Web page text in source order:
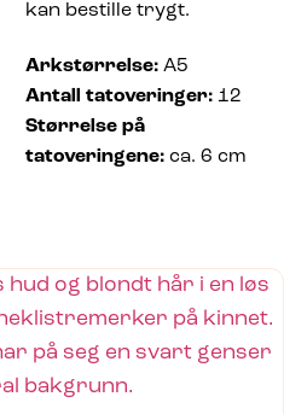
kan bestille trygt.
Arkstørrelse: A5
Antall tatoveringer: 12
Størrelse på
tatoveringene: ca. 6 cm